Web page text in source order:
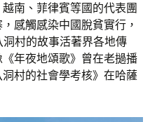
南、菲律賓等國的代表團
感觸感染中國脫貧實行，
村的故事活著界各地傳
年夜地頌歌》曾在老撾播
村的社會學考核》在哈薩